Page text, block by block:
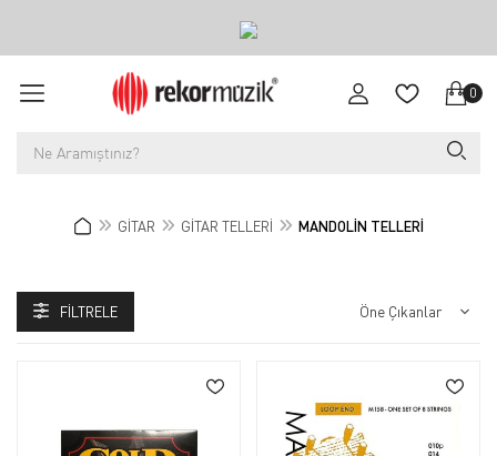
0
GİTAR GİTAR TELLERİ MANDOLİN TELLERİ
FILTRELE